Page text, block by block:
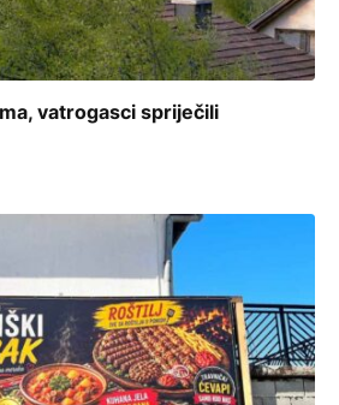
vatrogasci spriječili